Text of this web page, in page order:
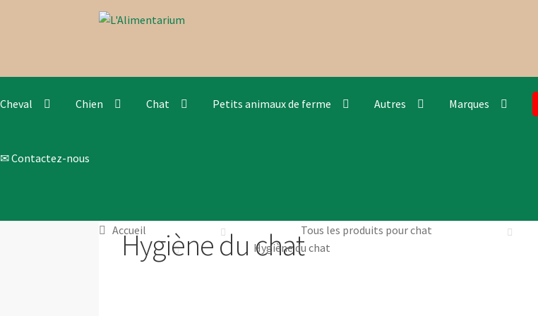
Aller
Aller
Cheval Chien Chat Petits animaux de ferme Autres Marques
✉ Contactez-nous
Accueil Tous les produits pour chat
Hygiène du chat
Hygiène du chat